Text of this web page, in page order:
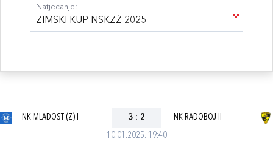
Natjecanje:
ZIMSKI KUP NSKZŽ 2025
10.01.2025. 19:40
NK MLADOST (Z) I 3 : 2 NK RADOBOJ II